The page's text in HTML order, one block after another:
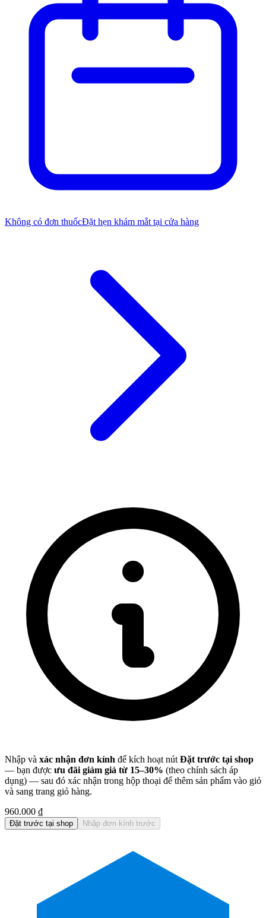
Không có đơn thuốcĐặt hẹn khám mắt tại cửa hàng
Nhập và xác nhận đơn kính để kích hoạt nútĐặt trước tại shop
— bạn được ưu đãi giảm giá từ 15–30% (theo chính sách áp
dụng) — sau đó xác nhận trong hộp thoại để thêm sản phẩm vào giỏ
và sang trang giỏ hàng.
960.000 ₫
Đặt trước tại shop Nhập đơn kính trước